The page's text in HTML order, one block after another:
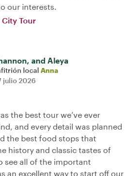
our interests.
City Tour
and Aleya
local Anna
julio 2026
the best tour we’ve ever
and every detail was planned
the best food stops that
history and classic tastes of
see all of the important
an excellent way to start off our